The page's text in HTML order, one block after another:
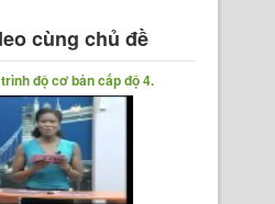
cùng chủ đề
độ cơ bản cấp độ 4.